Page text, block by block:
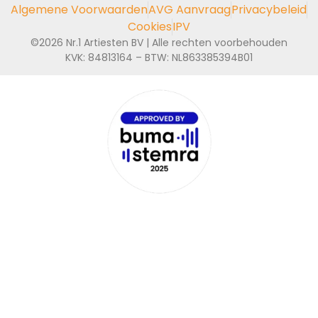
Algemene VoorwaardenAVG AanvraagPrivacybeleid
CookiesIPV
©2026 Nr.1 Artiesten BV | Alle rechten voorbehouden
KVK: 84813164 – BTW: NL863385394B01